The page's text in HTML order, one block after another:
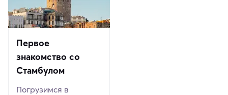
Первое
знакомство со
Стамбулом
Погрузимся в